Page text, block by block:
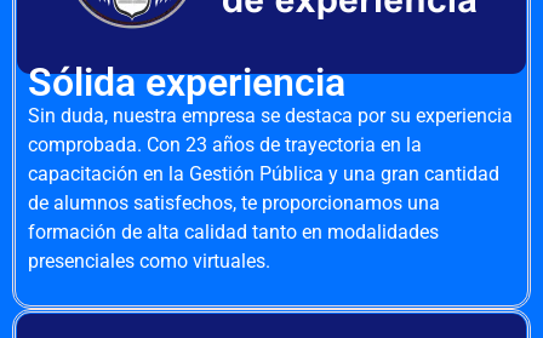
Sólida experiencia
Sin duda, nuestra empresa se destaca por su experiencia
comprobada. Con 23 años de trayectoria en la
capacitación en la Gestión Pública y una gran cantidad
de alumnos satisfechos, te proporcionamos una
formación de alta calidad tanto en modalidades
presenciales como virtuales.